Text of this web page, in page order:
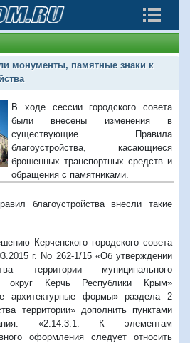
монументы, памятные знаки к
В ходе сессии городского совета
были внесены изменения в
существующие Правила
благоустройства, касающиеся
брошенных транспортных средств и
обращения с памятниками.
благоустройства внесли такие
Керченского городского совета
г. No 262-1/15 «Об утверждении
территории муниципального
округ Керчь Республики Крым»
архитектурные формы» раздела 2
территории» дополнить пунктами
«2.14.3.1. К элементам
оформления следует относить